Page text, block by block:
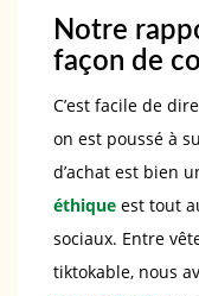
Notre
façon de
C’est facile de
on est poussé à
d’achat est bien
éthique est tout
sociaux. Entre
tiktokable, nous